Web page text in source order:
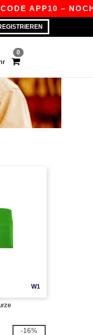
APP10 – NOCH
0
W1
-16%